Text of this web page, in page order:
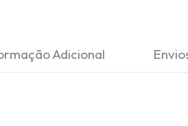
Adicional